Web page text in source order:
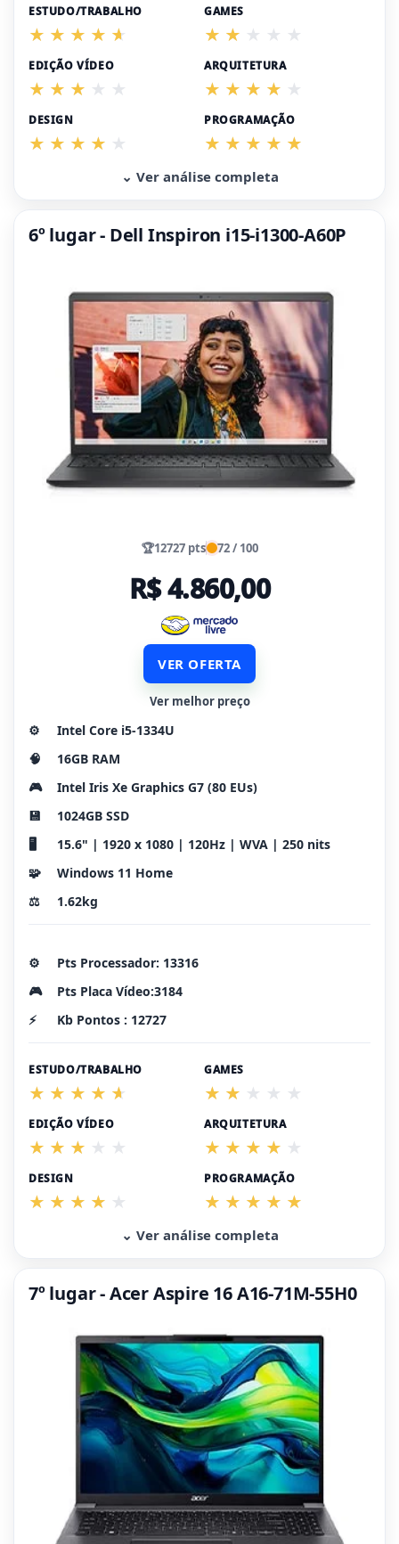
ESTUDO/TRABALHO GAMES
EDIÇÃO VÍDEO ARQUITETURA
DESIGN PROGRAMAÇÃO
⌄ Ver análise completa
6º lugar - Dell Inspiron i15-i1300-A60P
🏆12727 pts 72 / 100
R$ 4.860,00
VER OFERTA
Ver melhor preço
⚙️
Intel Core i5-1334U
🧠
16GB RAM
🎮
Intel Iris Xe Graphics G7 (80 EUs)
💾
1024GB SSD
🖥️
15.6" | 1920 x 1080 | 120Hz | WVA | 250 nits
🧩
Windows 11 Home
⚖️
1.62kg
⚙️
Pts Processador: 13316
🎮
Pts Placa Vídeo:3184
⚡
Kb Pontos : 12727
ESTUDO/TRABALHO GAMES
EDIÇÃO VÍDEO ARQUITETURA
DESIGN PROGRAMAÇÃO
⌄ Ver análise completa
7º lugar - Acer Aspire 16 A16-71M-55H0